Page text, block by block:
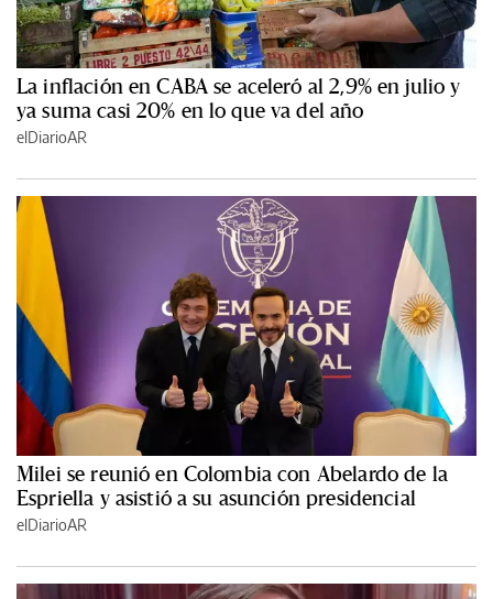
La inflación en CABA se aceleró al 2,9% en julio y
ya suma casi 20% en lo que va del año
elDiarioAR
Milei se reunió en Colombia con Abelardo de la
Espriella y asistió a su asunción presidencial
elDiarioAR